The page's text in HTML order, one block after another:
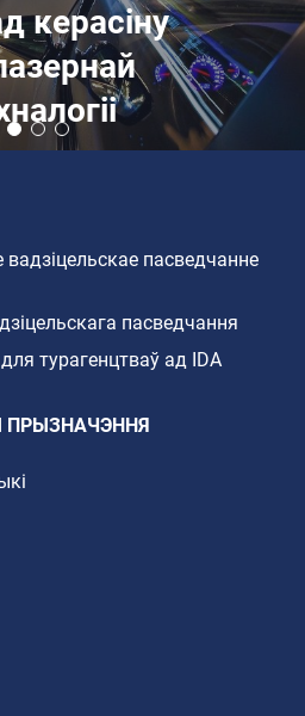
керасіну
пасведчанне
пасведчання
турагенцтваў ад IDA
ПРЫЗНАЧЭННЯ